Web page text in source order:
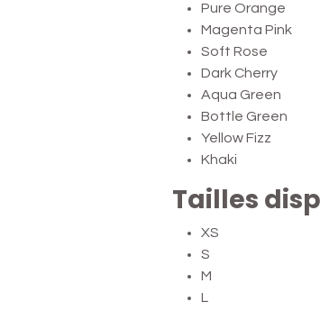
Pure Orange
Magenta Pink
Soft Rose
Dark Cherry
Aqua Green
Bottle Green
Yellow Fizz
Khaki
Tailles
XS
S
M
L